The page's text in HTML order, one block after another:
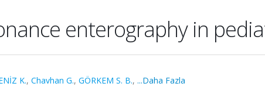
enterography in
K., Chavhan G., GÖRKEM S. B., ...Daha Fazla